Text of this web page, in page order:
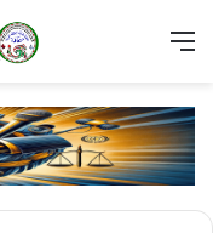
القائمة